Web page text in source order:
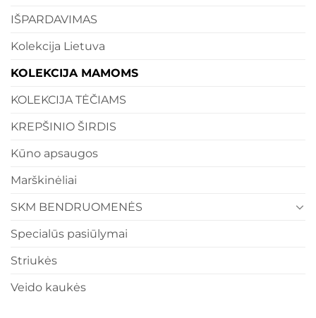
IŠPARDAVIMAS
Kolekcija Lietuva
KOLEKCIJA MAMOMS
KOLEKCIJA TĖČIAMS
KREPŠINIO ŠIRDIS
Kūno apsaugos
Marškinėliai
SKM BENDRUOMENĖS
Specialūs pasiūlymai
Striukės
Veido kaukės